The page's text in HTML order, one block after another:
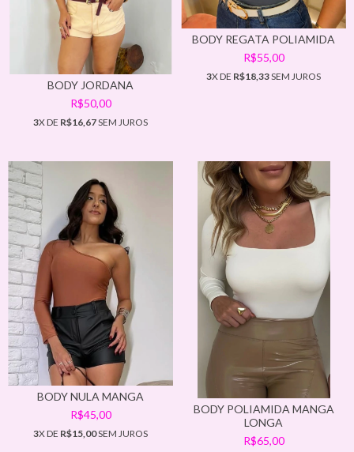
BODY JORDANA
R$50,00
3X DE R$16,67SEM JUROS
BODY REGATA POLIAMIDA
R$55,00
3X DE R$18,33SEM JUROS
BODY NULA MANGA
R$45,00
3X DE R$15,00SEM JUROS
BODY POLIAMIDA MANGA
LONGA
R$65,00